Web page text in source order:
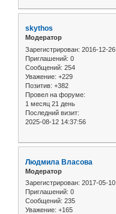
skythos
Модератор
Зарегистрирован: 2016-12-26
Приглашений: 0
Сообщений: 254
Уважение: +229
Позитив: +382
Провел на форуме:
1 месяц 21 день
Последний визит:
2025-08-12 14:37:56
Людмила Власова
Модератор
Зарегистрирован: 2017-05-10
Приглашений: 0
Сообщений: 235
Уважение: +165